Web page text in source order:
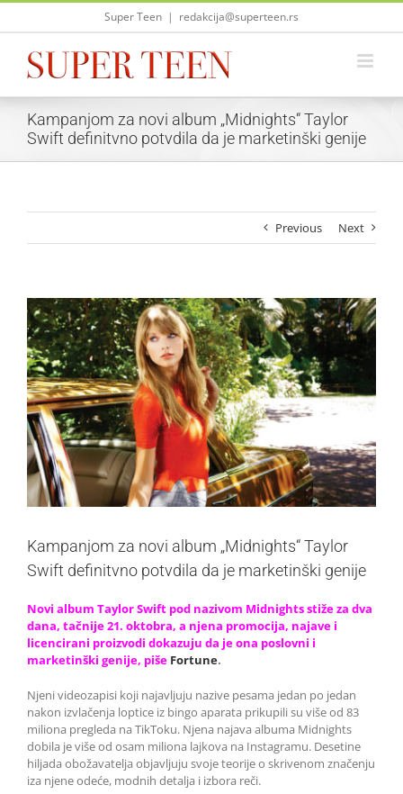
Skip
Super Teen | redakcija@superteen.rs
Kampanjom za novi album „Midnights“ Taylor
Swift definitvno potvdila da je marketinški genije
Previous Next
View
Larger
Image
Kampanjom za novi album „Midnights“ Taylor
Swift definitvno potvdila da je marketinški genije
Novi album Taylor Swift pod nazivom Midnights stiže za dva
dana, tačnije 21. oktobra, a njena promocija, najave i
licencirani proizvodi dokazuju da je ona poslovni i
marketinški genije, piše Fortune.
Njeni videozapisi koji najavljuju nazive pesama jedan po jedan
nakon izvlačenja loptice iz bingo aparata prikupili su više od 83
miliona pregleda na TikToku. Njena najava albuma Midnights
dobila je više od osam miliona lajkova na Instagramu. Desetine
hiljada obožavatelja objavljuju svoje teorije o skrivenom značenju
iza njene odeće, modnih detalja i izbora reči.